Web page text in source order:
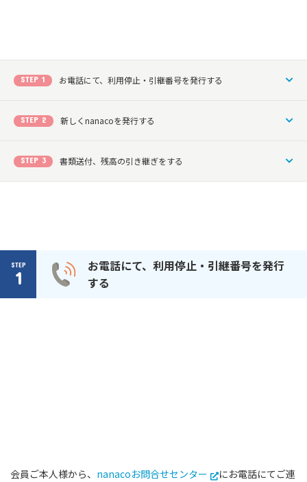
STEP 1 お電話にて、利用停止・引継番号を発行する
STEP 2 新しくnanacoを発行する
STEP 3 書類送付、残高の引き継ぎをする
STEP
1
お電話にて、利用停止・引継番号を発行
する
会員ご本人様から、 nanacoお問合せセンター
にお電話にてご連